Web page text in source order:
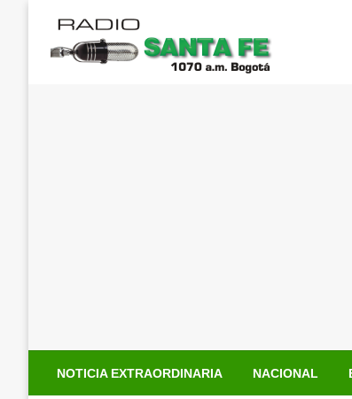
contenido
NOTICIA EXTRAORDINARIA NACIONAL